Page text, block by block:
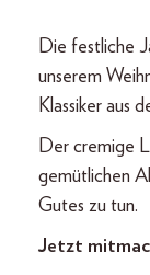
Die festliche
unserem
Klassiker aus
Der cremige
gemütlichen
Gutes zu tun.
Jetzt